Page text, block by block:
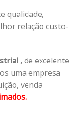
qualidade,
relação custo-
,de excelente
uma empresa
venda